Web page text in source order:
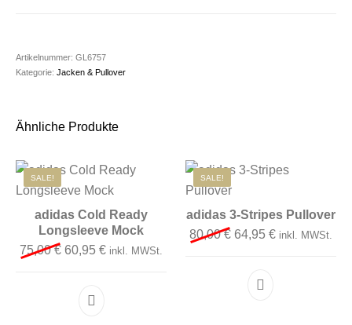
Artikelnummer:GL6757
Kategorie:Jacken & Pullover
Ähnliche Produkte
SALE!
adidas Cold Ready
Longsleeve Mock
75,00€ Ursprünglicher Preis war: 75,00 €
60,95€Aktueller Preis ist: 60,95 €.
inkl. MWSt.
Dieses Produkt weist mehrere Varianten auf.
SALE!
adidas 3-Stripes Pullover
80,00€ Ursprünglicher Preis
64,95 €Aktueller
inkl. MWSt.
Dieses Produkt